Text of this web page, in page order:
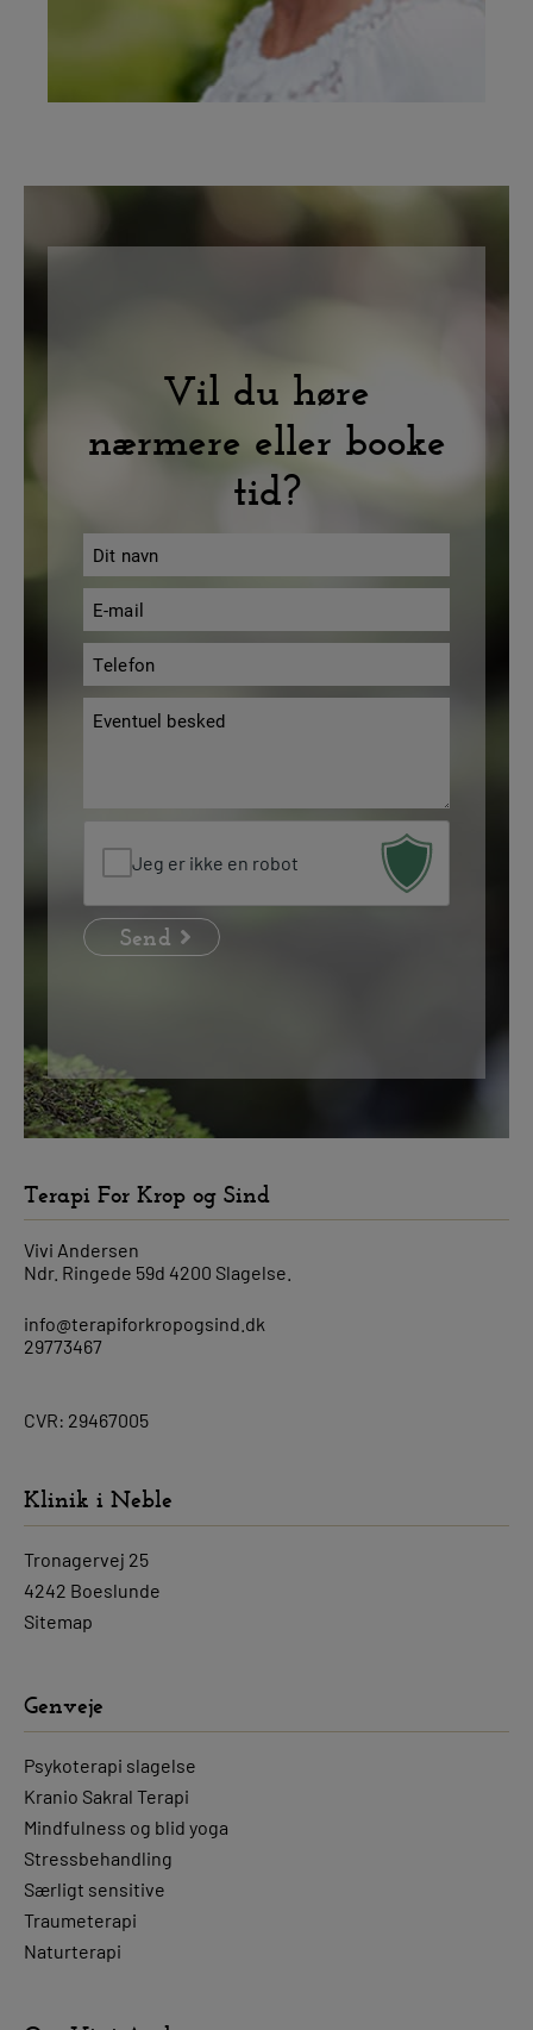
Vil du høre
nærmere eller booke
tid?
Navn
*
E-
mail
Telefon
*
Besked
Jeg er ikke en robot
Terapi For Krop og Sind
Vivi Andersen
Ndr. Ringede 59d 4200 Slagelse.
info@terapiforkropogsind.dk
29773467
CVR: 29467005
Klinik i Neble
Tronagervej 25
4242 Boeslunde
Sitemap
Genveje
Psykoterapi slagelse
Kranio Sakral Terapi
Mindfulness og blid yoga
Stressbehandling
Særligt sensitive
Traumeterapi
Naturterapi